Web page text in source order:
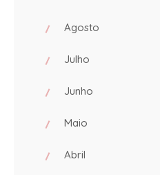
Agosto
Julho
Junho
Maio
Abril